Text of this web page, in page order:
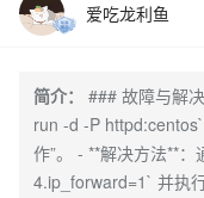
爱吃龙利鱼
简介：
### 故障与解
run -d -P
作”。 - **解决方法**
4.ip_forward=1` 并执